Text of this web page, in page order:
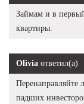
Займам и в
квартиры.
Olivia ответил(а)
Перенаправляйте
падших